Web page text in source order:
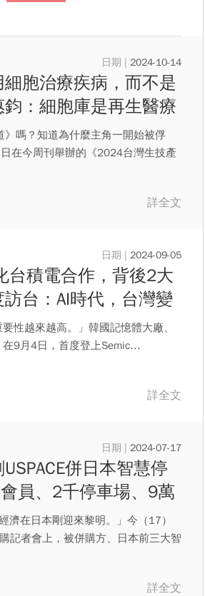
2024-10-14
胞治療疾病，而不是
：細胞庫是再生醫療
》嗎？知道為什麼主角一開始被俘
在今周刊舉辦的《2024台灣生技產
詳全文
2024-09-05
台積電合作，背後2大
台：AI時代，台灣變
性越來越高。」韓國記憶體大廠、
9月4日，首度登上Semic...
詳全文
2024-07-17
併日本智慧停
員、2千停車場、9萬
濟在日本剛迎來黎明。」今（17）
記者會上，被併購方、日本前三大智
詳全文